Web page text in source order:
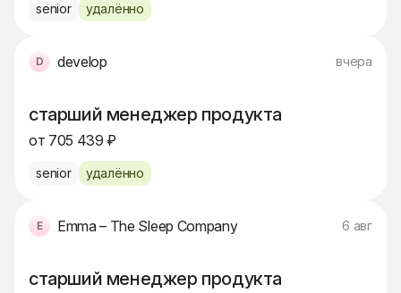
senior удалённо
develop вчера
старший менеджер продукта
от 705 439 ₽
senior удалённо
Emma – The Sleep Company 6 авг
старший менеджер продукта